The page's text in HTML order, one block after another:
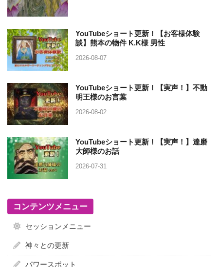
YouTubeショート更新！【お客様体験
談】熊本の物件 K.K様 男性
2026-08-07
YouTubeショート更新！【実声！】不動
明王様のお言葉
2026-08-02
YouTubeショート更新！【実声！】達磨
大師様のお話
2026-07-31
コンテンツメニュー
セッションメニュー
神々との更新
パワースポット